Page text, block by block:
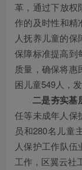
革，通过下放权
作的及时性和精
人抚养儿童的
保障标准提高到
质量，确保将惠
困儿童549人，
二是夯实基
任等未成年人保
员和280名儿童
人保护工作队
工作，区翼云社